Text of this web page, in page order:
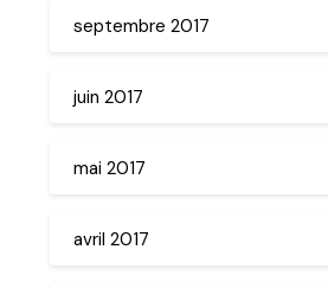
septembre 2017
juin 2017
mai 2017
avril 2017